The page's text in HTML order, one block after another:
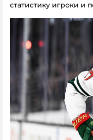
статистику игроки и